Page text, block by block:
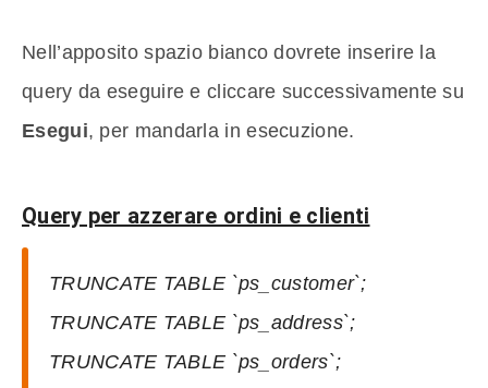
Nell’apposito spazio bianco dovrete inserire la
query da eseguire e cliccare successivamente su
Esegui, per mandarla in esecuzione.
Query per azzerare ordini e clienti
TRUNCATE TABLE `ps_customer`;
TRUNCATE TABLE `ps_address`;
TRUNCATE TABLE `ps_orders`;